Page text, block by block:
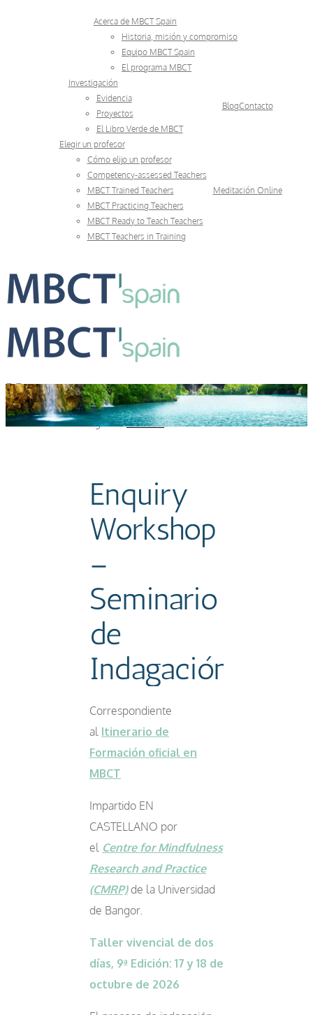
Acerca de MBCT Spain
Historia, misión y compromiso
Equipo MBCT Spain
El programa MBCT
Investigación
Evidencia
Proyectos
El Libro Verde de MBCT
BlogContacto
Elegir un profesor
Cómo elijo un profesor
Competency-assessed Teachers
MBCT Trained Teachers
MBCT Practicing Teachers
MBCT Ready to Teach Teachers
MBCT Teachers in Training
Meditación Online
Seminario de IndagaciónEstrella2026-03-06T13:54:40+01:00
Enquiry
Workshop
–
Seminario
de
Indagación
Correspondiente
al Itinerario de
Formación oficial en
MBCT
Impartido EN
CASTELLANO por
el Centre for Mindfulness
Research and Practice
(CMRP)de la Universidad
de Bangor.
Taller vivencial de dos
días, 9ª Edición: 17 y 18 de
octubre de 2026